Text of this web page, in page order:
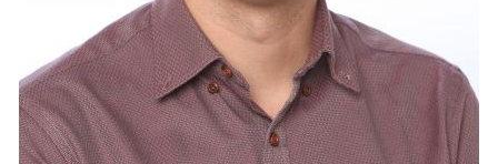
FIESTAS DE SAN LORENZO
AGENDA
CARTELERA
FARMACIAS